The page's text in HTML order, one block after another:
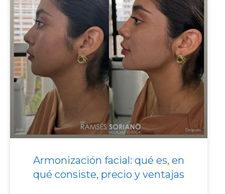
Armonización facial: qué es, en
qué consiste, precio y ventajas